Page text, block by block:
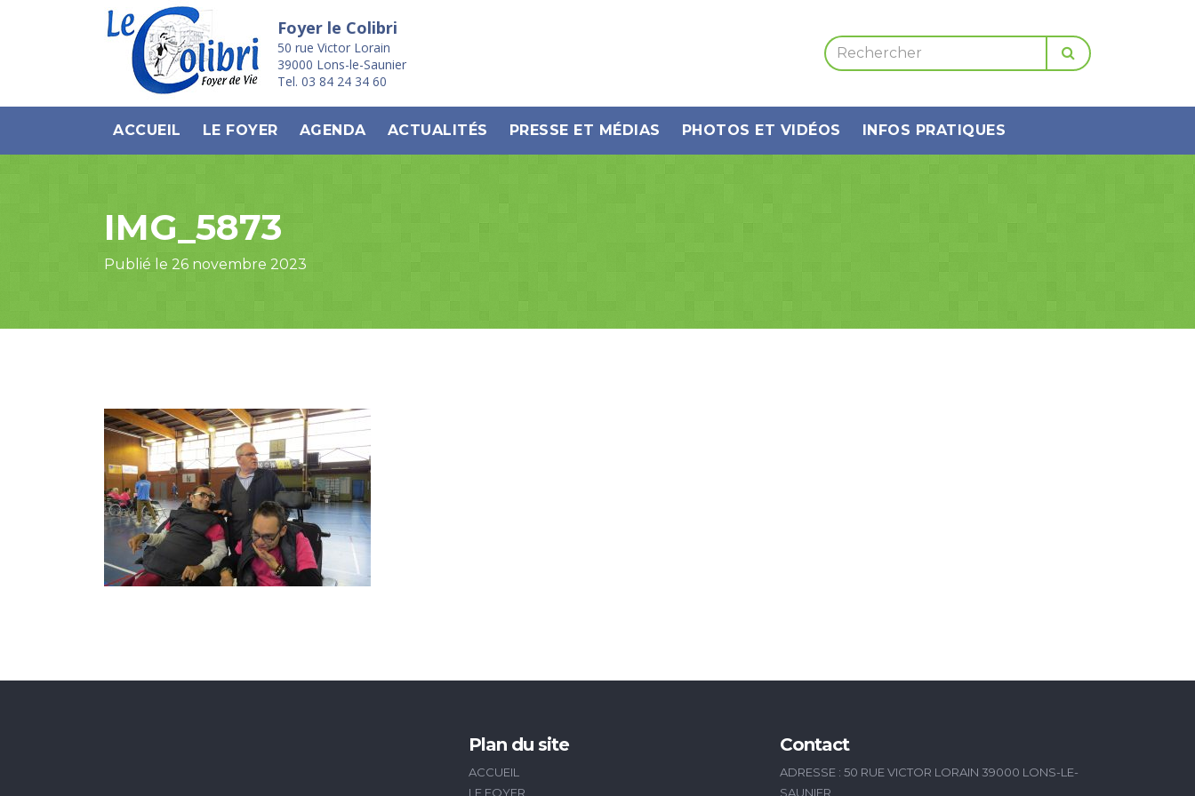
Foyer le Colibri
50 rue Victor Lorain
39000 Lons-le-Saunier
Tel. 03 84 24 34 60
ACCUEIL LE FOYER AGENDA ACTUALITÉS PRESSE ET MÉDIAS PHOTOS ET VIDÉOS INFOS PRATIQUES
IMG_5873
Publié le 26 novembre 2023
Plan du site
ACCUEIL
LE FOYER
Contact
ADRESSE : 50 RUE VICTOR LORAIN 39000 LONS-LE-
SAUNIER